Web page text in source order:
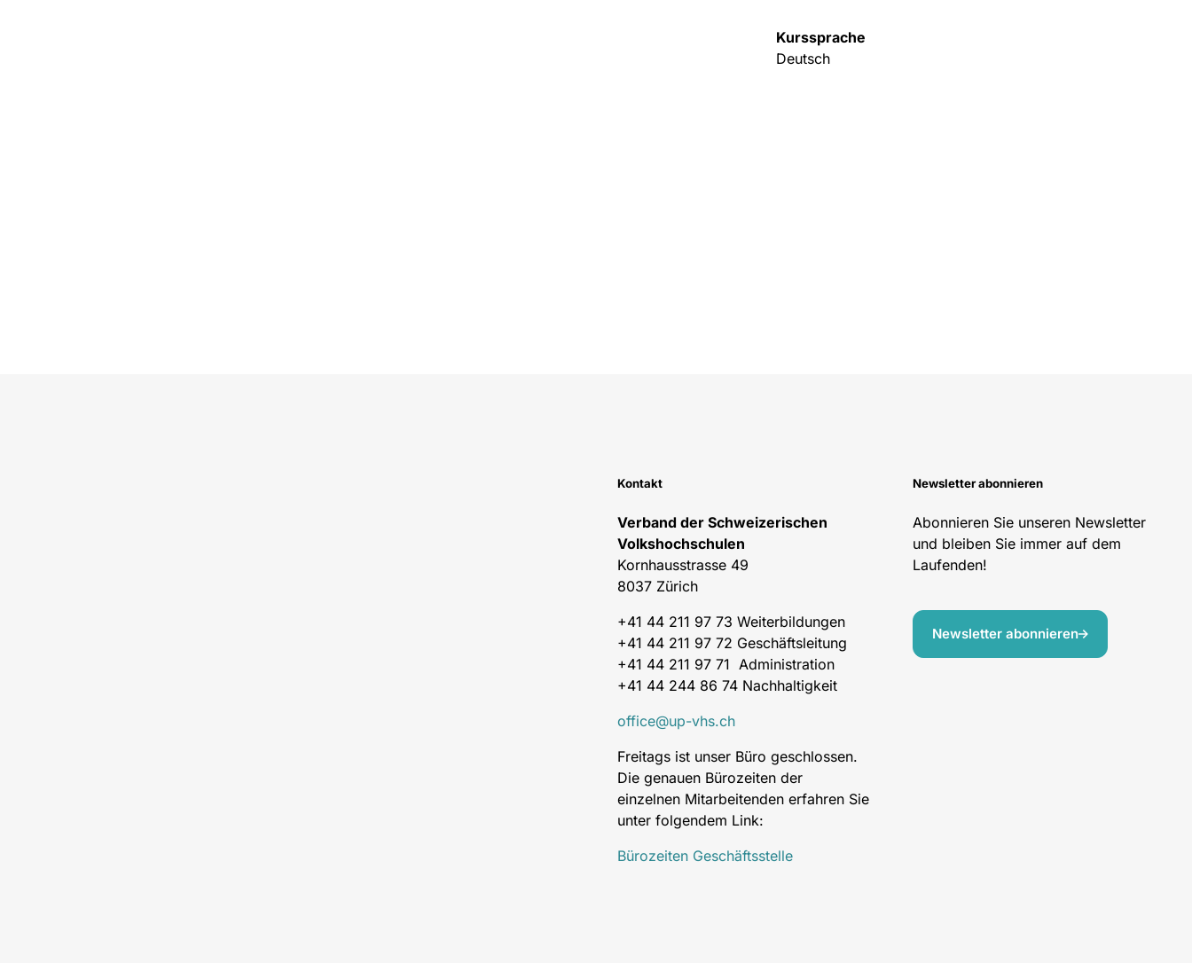
Kurssprache
Deutsch
Kontakt
Verband der Schweizerischen
Volkshochschulen
Kornhausstrasse 49
8037 Zürich
+41 44 211 97 73 Weiterbildungen
+41 44 211 97 72 Geschäftsleitung
+41 44 211 97 71 Administration
+41 44 244 86 74 Nachhaltigkeit
office@up-vhs.ch
Freitags ist unser Büro geschlossen.
Die genauen Bürozeiten der
einzelnen Mitarbeitenden erfahren Sie
unter folgendem Link:
Bürozeiten Geschäftsstelle
Newsletter abonnieren
Abonnieren Sie unseren Newsletter
und bleiben Sie immer auf dem
Laufenden!
Newsletter abonnieren